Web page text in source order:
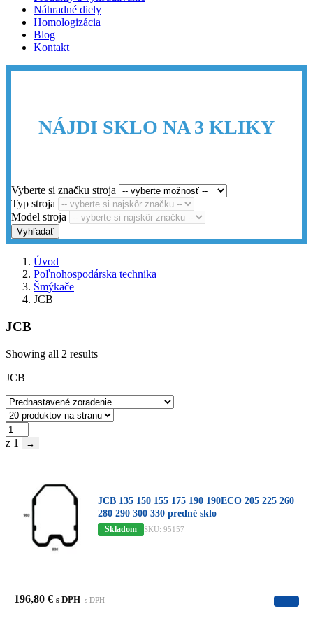
Náhradné diely
Homologizácia
Blog
Kontakt
NÁJDI SKLO NA 3 KLIKY
Vyberte si značku stroja
Typ stroja
Model stroja
Vyhľadať
Úvod
Poľnohospodárska technika
Šmýkače
JCB
JCB
Showing all 2 results
JCB
z 1 →
JCB 135 150 155 175 190 190ECO 205 225 260
280 290 300 330 predné sklo
Skladom SKU: 95157
196,80 € s DPH s DPH